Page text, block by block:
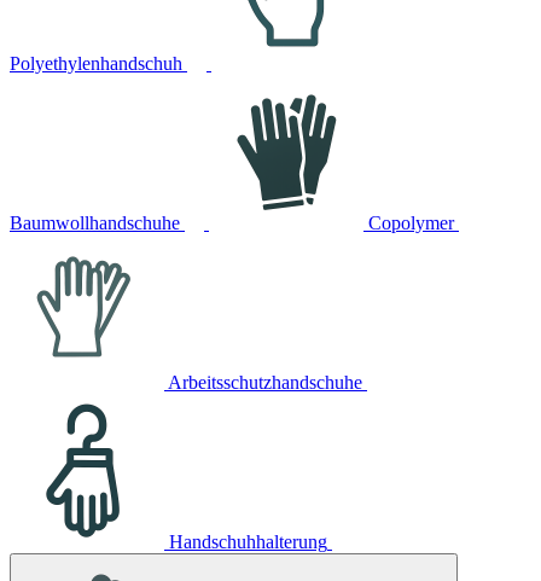
Polyethylenhandschuh
Baumwollhandschuhe Copolymer
Arbeitsschutzhandschuhe
Handschuhhalterung